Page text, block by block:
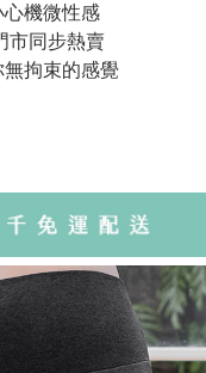
機微性感
市同步熱賣
拘束的感覺